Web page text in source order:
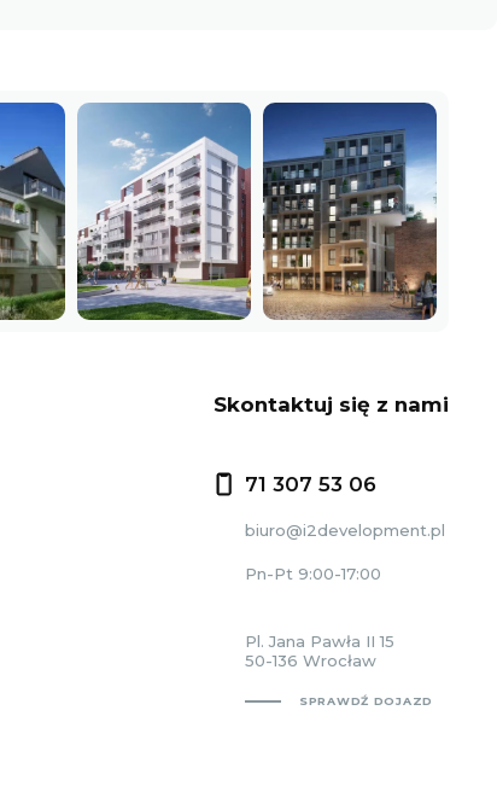
Skontaktuj się z nami
71 307 53 06
biuro@i2development.pl
Pn-Pt 9:00-17:00
Pl. Jana Pawła II 15
50-136 Wrocław
SPRAWDŹ DOJAZD